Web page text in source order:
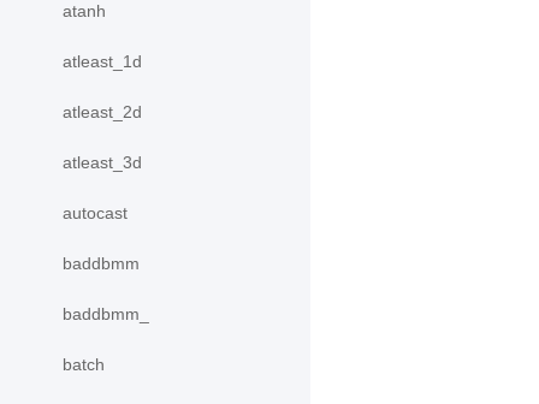
atanh
atleast_1d
atleast_2d
atleast_3d
autocast
baddbmm
baddbmm_
batch